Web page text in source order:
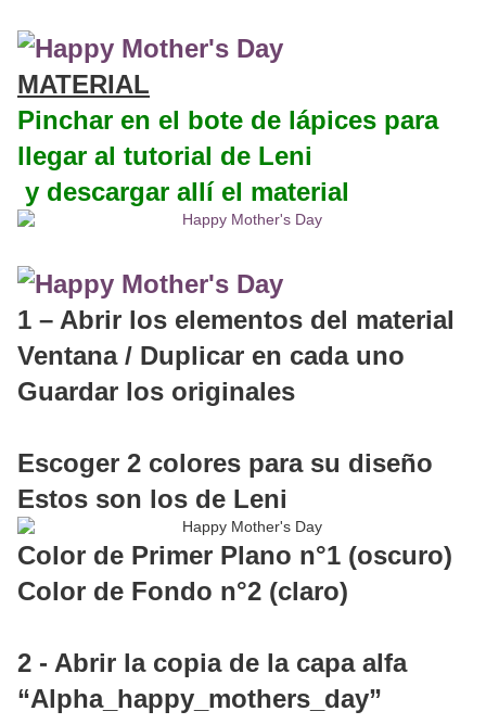
MATERIAL
Pinchar en el bote de lápices para
llegar al tutorial de Leni
y descargar allí el material
1 – Abrir los elementos del material
Ventana / Duplicar en cada uno
Guardar los originales
Escoger 2 colores para su diseño
Estos son los de Leni
Color de Primer Plano n°1 (oscuro)
Color de Fondo n°2 (claro)
2 - Abrir la copia de la capa alfa
“Alpha_happy_mothers_day”